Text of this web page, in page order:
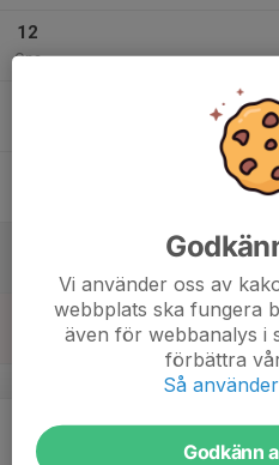
12
Ons
v.34
Mån
Vi använder oss av
webbplats ska fungera
även för webbanalys i
förbättra
Så
Godkänn